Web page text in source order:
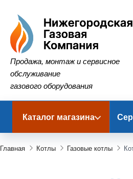
Нижегородская Газовая Компания
Продажа, монтаж и сервисное
обслуживание
газового оборудования
Каталог магазина
Главная Котлы Газовые котлы